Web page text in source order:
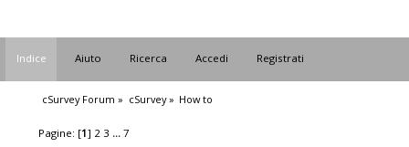
Indice Aiuto Ricerca Accedi Registrati
cSurvey Forum » cSurvey» How to
Pagine: [1] 2 3 ...7